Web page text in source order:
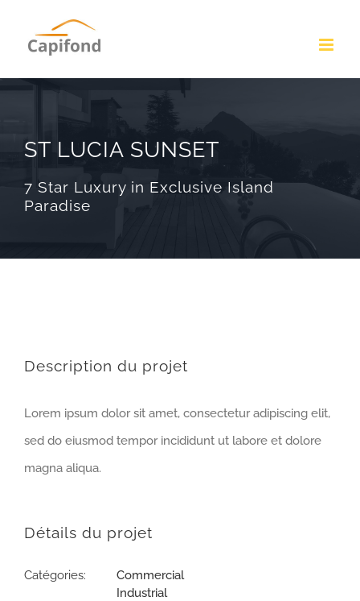
ST LUCIA SUNSET
7 Star Luxury in Exclusive Island
Paradise
Description du projet
Lorem ipsum dolor sit amet, consectetur adipiscing elit,
sed do eiusmod tempor incididunt ut labore et dolore
magna aliqua.
Détails du projet
Catégories:
Commercial
Industrial